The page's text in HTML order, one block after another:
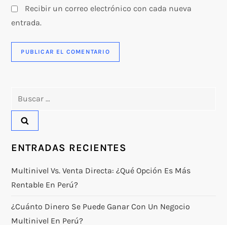
Recibir un correo electrónico con cada nueva
entrada.
ENTRADAS RECIENTES
Multinivel Vs. Venta Directa: ¿qué Opción Es Más
Rentable En Perú?
¿Cuánto Dinero Se Puede Ganar Con Un Negocio
Multinivel En Perú?